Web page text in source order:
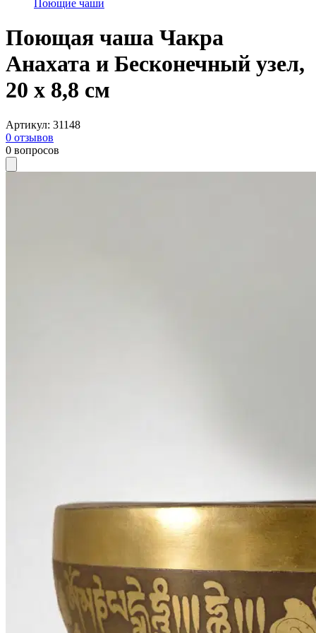
Поющие чаши
Поющая чаша Чакра
Анахата и Бесконечный узел,
20 х 8,8 см
Артикул: 31148
0 отзывов
0 вопросов